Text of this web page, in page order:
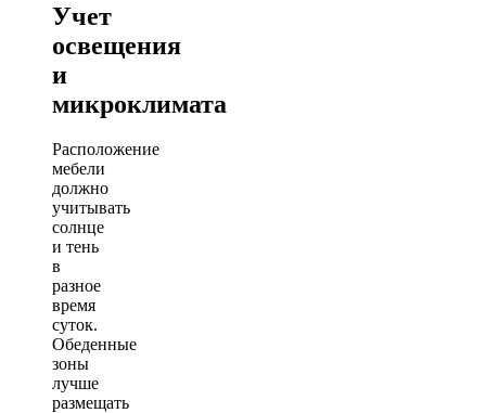
Учет
освещения
и
микроклимата
Расположение
мебели
должно
учитывать
солнце
и тень
в
разное
время
суток.
Обеденные
зоны
лучше
размещать